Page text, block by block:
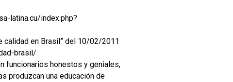
latina.cu/index.php?
calidad en Brasil” del 10/02/2011
brasil/
funcionarios honestos y geniales,
produzcan una educación de